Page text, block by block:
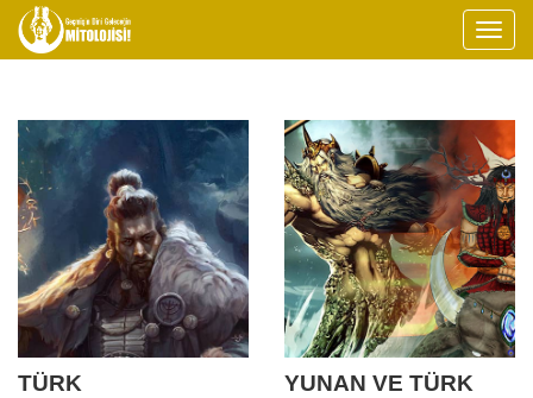
TÜRK
YUNAN VE TÜRK